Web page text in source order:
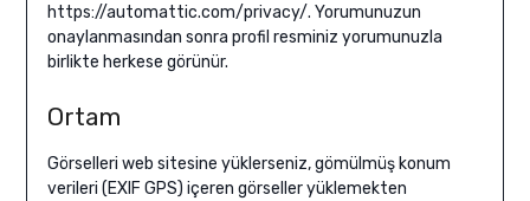
https://automattic.com/privacy/. Yorumunuzun
onaylanmasından sonra profil resminiz yorumunuzla
birlikte herkese görünür.
Ortam
Görselleri web sitesine yüklerseniz, gömülmüş konum
verileri (EXIF GPS) içeren görseller yüklemekten